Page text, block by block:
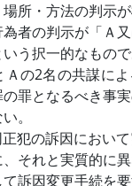
所・方法の判示が
者の判示が「Ａ
う択一的なもの
の2名の共謀に
罪となるべき事
。
犯の訴因におい
それと実質的に
訴因変更手続を